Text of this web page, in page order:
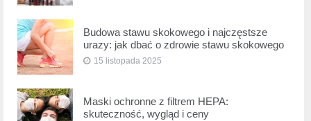
Budowa stawu skokowego i najczęstsze
urazy: jak dbać o zdrowie stawu skokowego
15 listopada 2025
Maski ochronne z filtrem HEPA:
skuteczność, wygląd i ceny